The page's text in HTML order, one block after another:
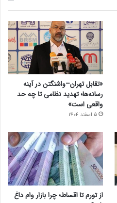
«تقابل تهران–واشنگتن در آینه
رسانه‌ها؛ تهدید نظامی تا چه حد
واقعی است»
5 اسفند 1404
از تورم تا اقساط؛ چرا بازار وام داغ